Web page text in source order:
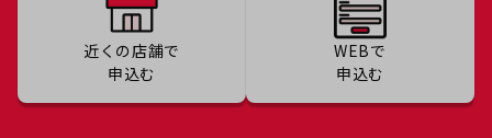
近くの店舗で
申込む
WEBで
申込む